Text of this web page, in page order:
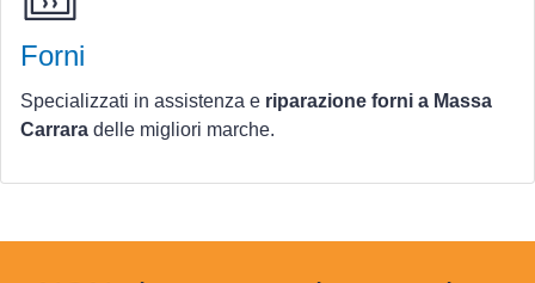
Forni
Specializzati in assistenza e riparazione forni a Massa
Carrara delle migliori marche.